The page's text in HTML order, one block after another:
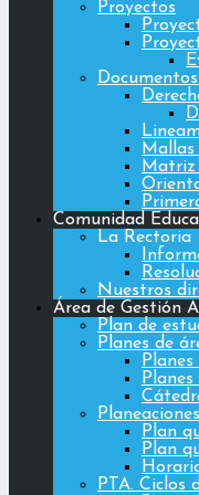
Proyectos
Matriz
Comunidad
La Rectoria
Nuestros
Área de Gestión
Plan de
Planes de
Planeaciones
Plan
Plan
PTA. Ciclos